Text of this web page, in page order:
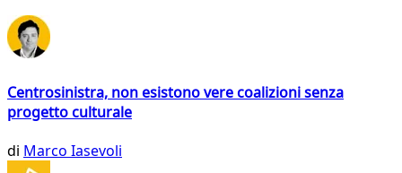
Centrosinistra, non esistono vere coalizioni senza
progetto culturale
di Marco Iasevoli